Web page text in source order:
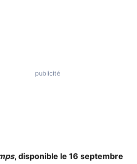
, disponible le 16 septembre